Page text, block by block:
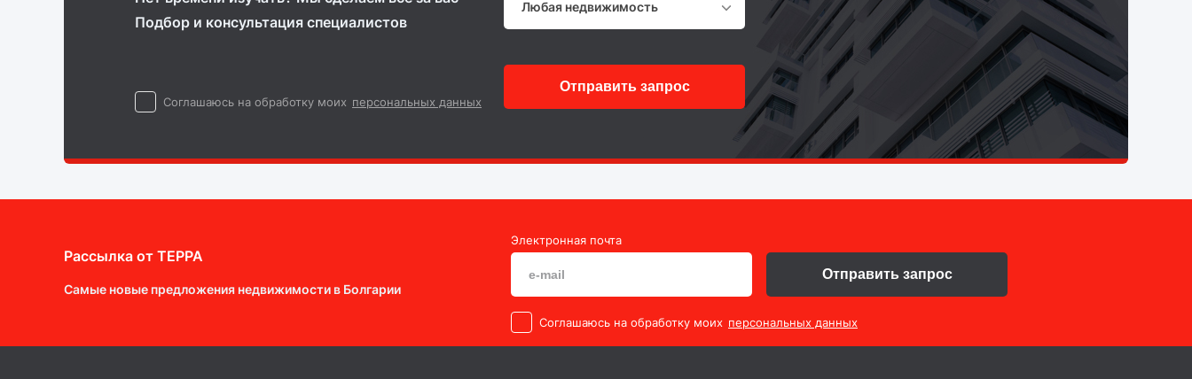
Подбор и консультация специалистов
Любая недвижимость
Отправить запрос
Cоглашаюсь на обработку моих персональных данных
Рассылка от ТEPPA
Самые новые предложения недвижимости в Болгарии
Электронная почта
Cоглашаюсь на обработку моих персональных данных
Отправить запрос